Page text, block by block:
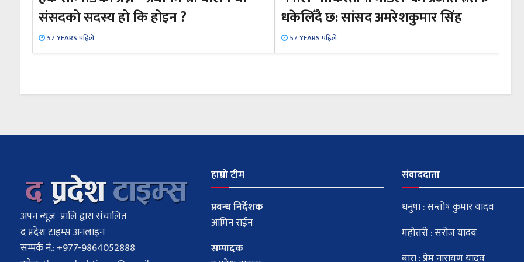
संसदको सदस्य हो कि होइन ?
57 YEARS पहिले
धकेलिँदै छ: सांसद अमरेशकुमार सिंह
57 YEARS पहिले
अपन न्यूज प्रालि द्वारा संचालित
द प्रदेश टाइम्स अनलाइन
सम्पर्क नं.: +977-9864052888
हाम्रो टीम
प्रबन्ध निर्देशक
आमिन राईन
सम्पादक
संवाददाता
धनुषा : सन्तोष कुमार यादव
महोत्तरी : सरोज यादव
बारा : प्रेम नारायण यादव